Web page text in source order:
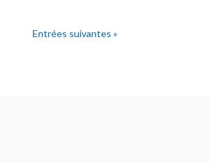
Entrées suivantes »